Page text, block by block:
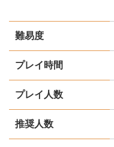
難易度
プレイ時間
プレイ人数
推奨人数